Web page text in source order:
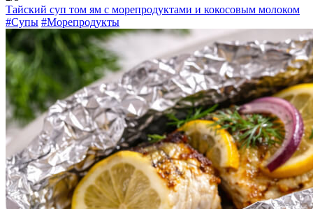
Тайский суп том ям с морепродуктами и кокосовым молоком
#Супы #Морепродукты